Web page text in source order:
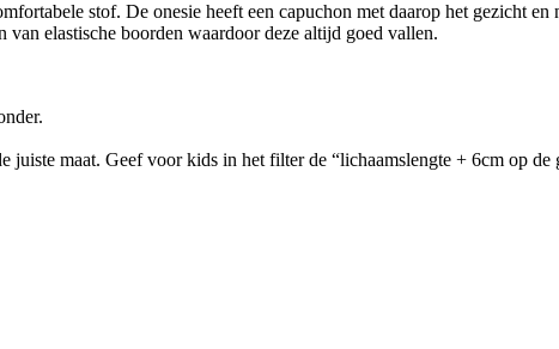
stof. De onesie heeft een capuchon met daarop het gezicht
elastische boorden waardoor deze altijd goed vallen.
juiste maat. Geef voor kids in het filter de “lichaamslengte + 6cm op de